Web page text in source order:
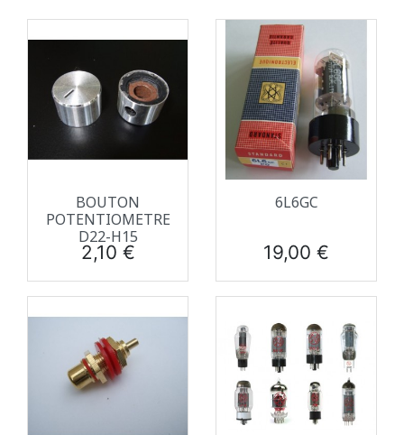
BOUTON
POTENTIOMETRE
D22-H15
Prix
2,10 €
6L6GC
Prix
19,00 €